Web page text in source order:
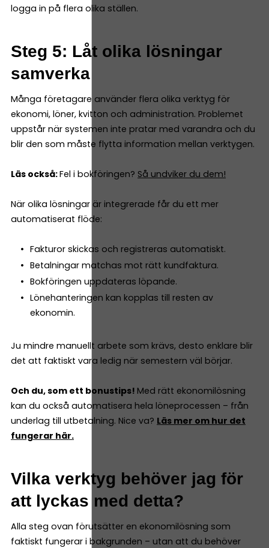
logga in på flera olika ställen.
Steg 5: Låt olika lösningar
samverka
Många företagare använder flera olika verktyg för
ekonomi, löner, kvitton och administration. Problemet
uppstår när systemen inte pratar med varandra och du
blir den som måste flytta information mellan verktygen.
Läs också:Fel i bokföringen? Så undviker du dem!
När olika lösningar är integrerade får du ett mer
automatiserat flöde:
Fakturor skickas och registreras automatiskt.
Betalningar matchas mot rätt kundfaktura.
Bokföringen uppdateras löpande.
Lönehanteringen kan kopplas till resten av
ekonomin.
Ju mindre manuellt arbete som krävs, desto enklare blir
det att faktiskt vara ledig när semestern väl börjar.
Och du, som ett bonustips! Med rätt ekonomilösning
kan du också automatisera hela löneprocessen – från
underlag till utbetalning. Nice va? Läs mer om hur det
fungerar här.
Vilka verktyg behöver jag för
att lyckas med detta?
Alla steg ovan förutsätter en ekonomilösning som
faktiskt fungerar i bakgrunden – utan att du behöver